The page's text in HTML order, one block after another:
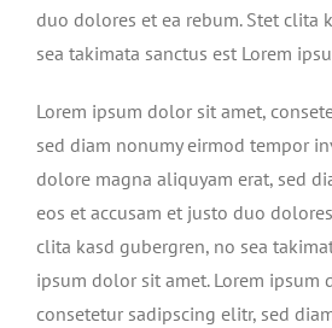
duo dolores et ea rebum. Stet clita
sea takimata sanctus est Lorem
Lorem ipsum dolor sit amet,
sed diam nonumy eirmod tempor
dolore magna aliquyam erat, sed
eos et accusam et justo duo
clita kasd gubergren, no sea
ipsum dolor sit amet. Lorem ipsum
consetetur sadipscing elitr, sed